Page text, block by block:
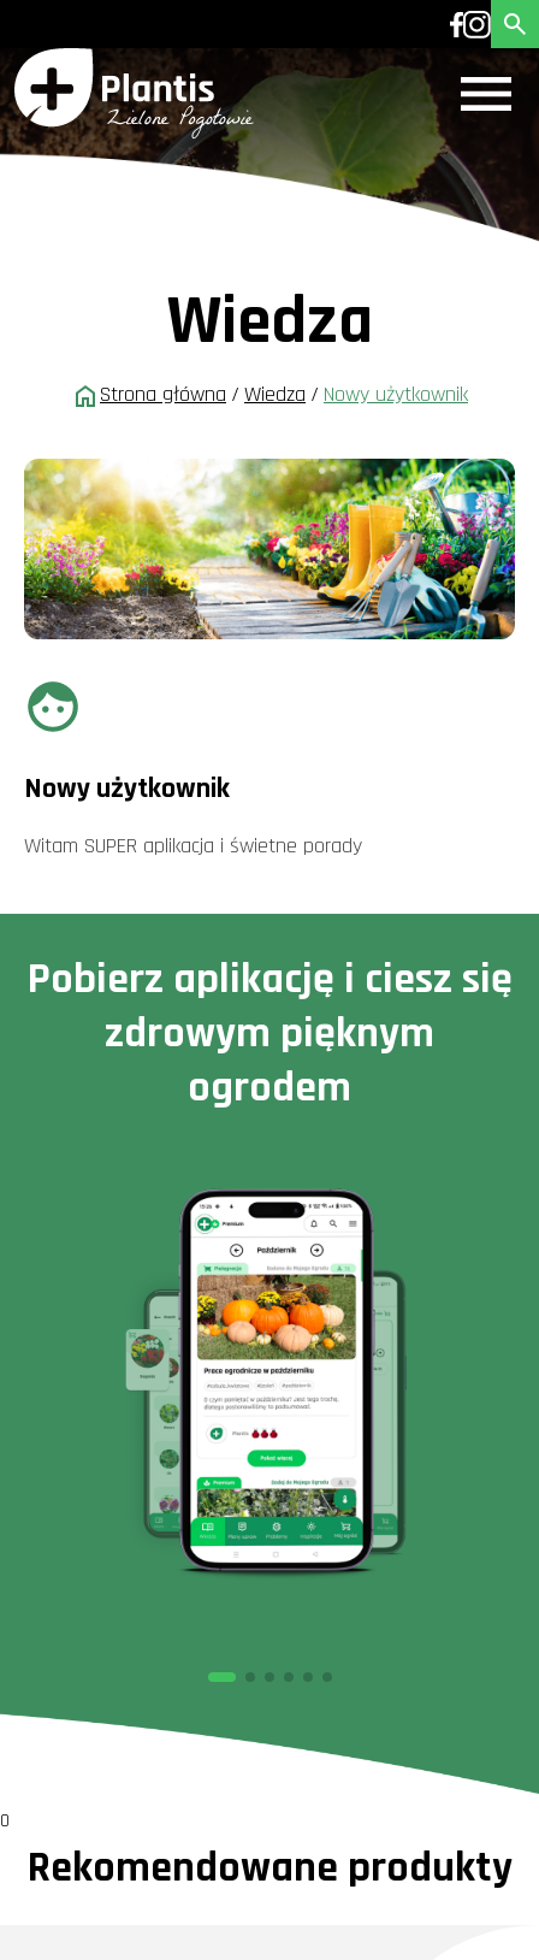
Wiedza
Strona główna / Wiedza / Nowy użytkownik
Nowy użytkownik
Witam SUPER aplikacja i świetne porady
Pobierz aplikację i ciesz się
zdrowym pięknym
ogrodem
0
Rekomendowane produkty